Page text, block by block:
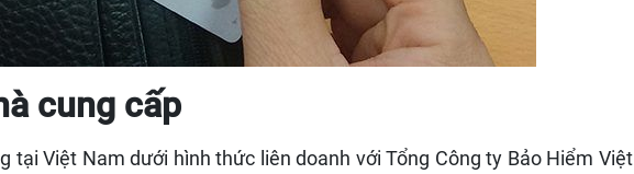
cung cấp
tại Việt Nam dưới hình thức liên doanh với Tổng Công ty Bảo Hiểm Việt